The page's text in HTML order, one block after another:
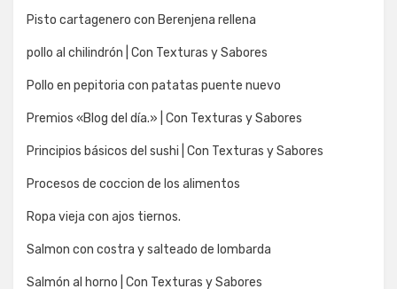
Pisto cartagenero con Berenjena rellena
pollo al chilindrón | Con Texturas y Sabores
Pollo en pepitoria con patatas puente nuevo
Premios «Blog del día.» | Con Texturas y Sabores
Principios básicos del sushi | Con Texturas y Sabores
Procesos de coccion de los alimentos
Ropa vieja con ajos tiernos.
Salmon con costra y salteado de lombarda
Salmón al horno | Con Texturas y Sabores